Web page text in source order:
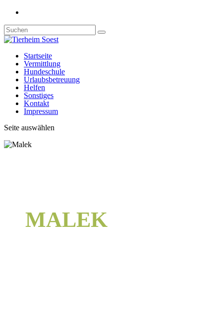
Startseite
Vermittlung
Hundeschule
Urlaubsbetreuung
Helfen
Sonstiges
Kontakt
Impressum
Seite auswählen
MALEK